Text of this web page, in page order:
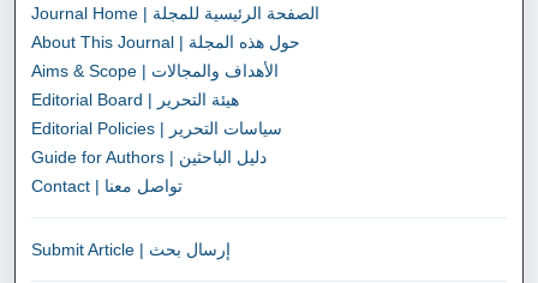
Journal Home | الصفحة الرئيسية للمجلة
About This Journal | حول هذه المجلة
Aims & Scope | الأهداف والمجالات
Editorial Board | هيئة التحرير
Editorial Policies | سياسات التحرير
Guide for Authors | دليل الباحثين
Contact | تواصل معنا
Submit Article | إرسال بحث